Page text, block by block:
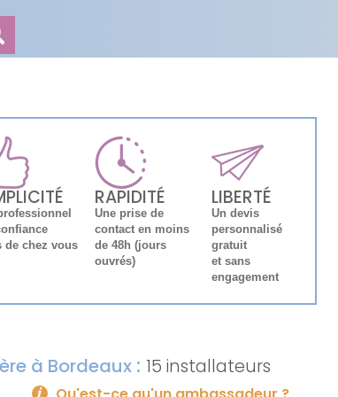
de chez vous
RAPIDITÉ
Une prise de
contact en moins
de 48h (jours
ouvrés)
LIBERTÉ
Un devis
personnalisé
gratuit
et sans
engagement
à Bordeaux : 15 installateurs